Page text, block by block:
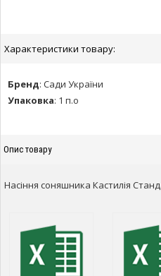
Характеристики товару:
Бренд: Сади України
Упаковка: 1 п.о
Опис товару
Насіння соняшника Кастилія